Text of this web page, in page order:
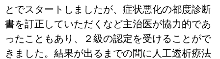
とでスタートしましたが、症状悪化の都度診断
書を訂正していただくなど主治医が協力的であ
ったこともあり、２級の認定を受けることがで
きました。結果が出るまでの間に人工透析療法